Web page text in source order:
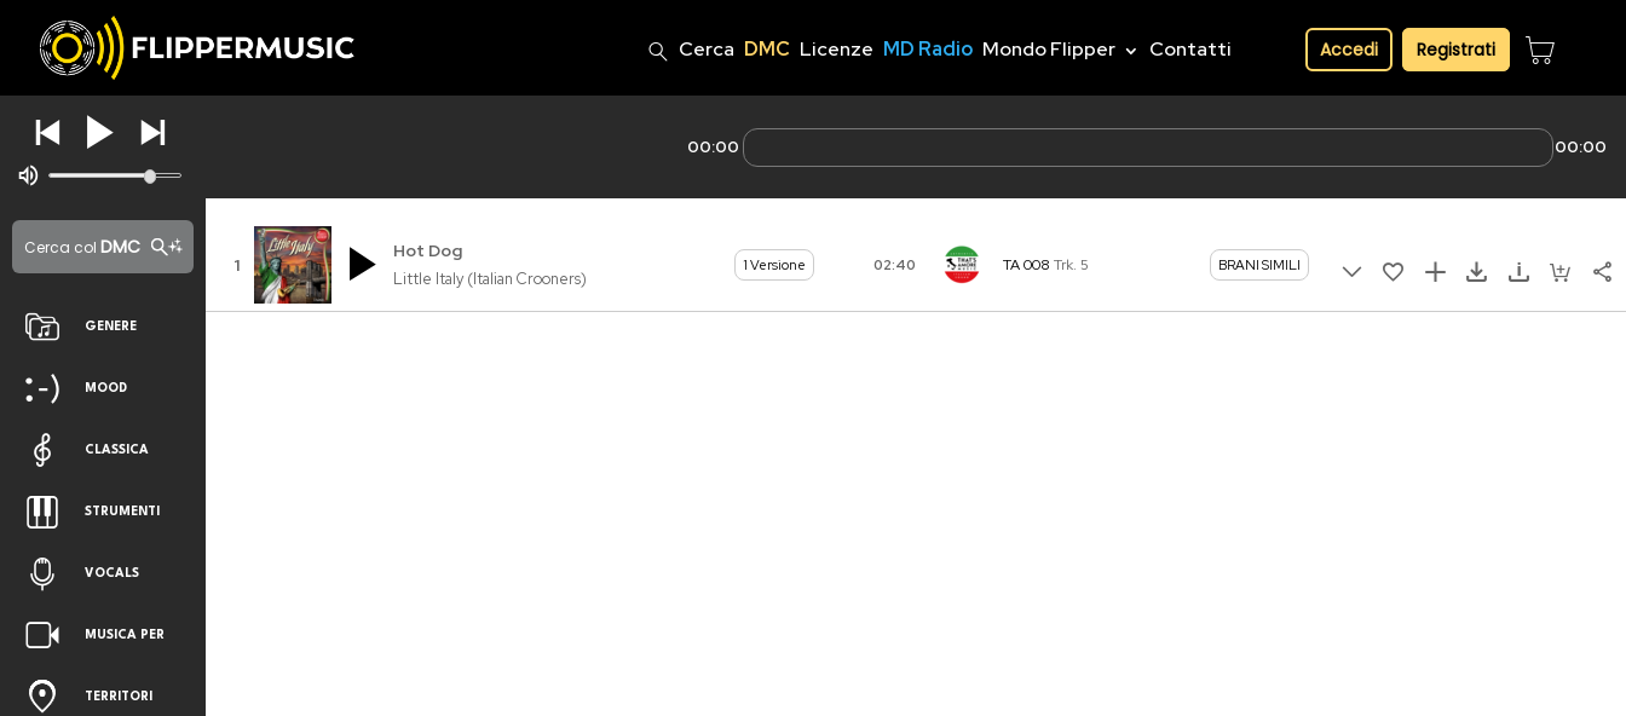
Cerca DMC Licenze MD Radio Mondo Flipper Contatti Accedi Registrati
1
Hot Dog
Little Italy (Italian Crooners)
1 Versione 02:40 TA 008 Trk. 5 BRANI SIMILI
00:00 00:00
Cerca col DMC
GENERE
MOOD
CLASSICA
STRUMENTI
VOCALS
MUSICA PER
TERRITORI